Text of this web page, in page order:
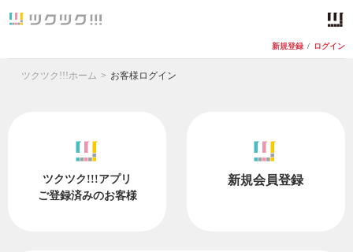
新規登録 / ログイン
ツクツク!!!ホーム お客様ログイン
ツクツク!!!アプリ
ご登録済みのお客様
新規会員登録